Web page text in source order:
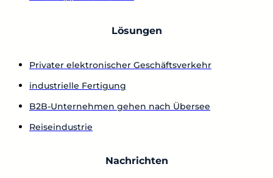
Lösungen
Privater elektronischer Geschäftsverkehr
industrielle Fertigung
B2B-Unternehmen gehen nach Übersee
Reiseindustrie
Nachrichten